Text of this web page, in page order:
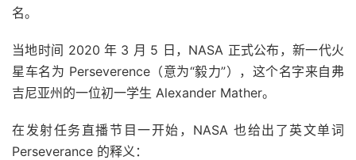
名。
当地时间 2020 年 3 月 5 日，NASA 正式公布，新一代火
星车名为 Perseverence（意为“毅力”），这个名字来自弗
吉尼亚州的一位初一学生 Alexander Mather。
在发射任务直播节目一开始，NASA 也给出了英文单词
Perseverance 的释义：